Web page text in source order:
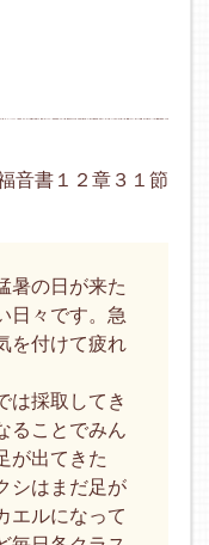
音書１２章３１節
暑の日が来た
日々です。急
を付けて疲れ
は採取してき
ることでみん
が出てきた
シはまだ足が
エルになって